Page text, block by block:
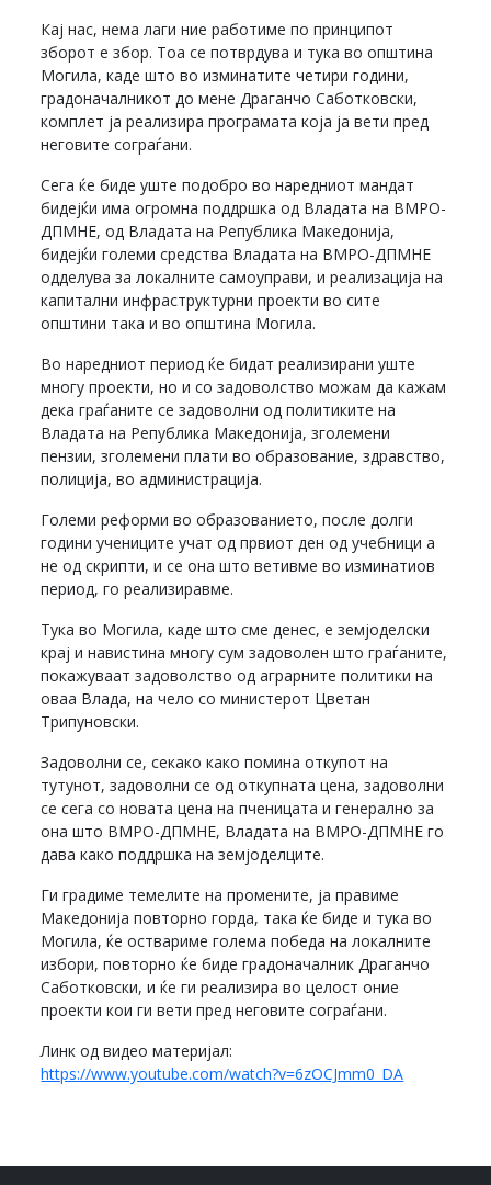
Кај нас, нема лаги ние работиме по принципот
зборот е збор. Тоа се потврдува и тука во општина
Могила, каде што во изминатите четири години,
градоначалникот до мене Драганчо Саботковски,
комплет ја реализира програмата која ја вети пред
неговите сограѓани.
Сега ќе биде уште подобро во наредниот мандат
бидејќи има огромна поддршка од Владата на ВМРО-
ДПМНЕ, од Владата на Република Македонија,
бидејќи големи средства Владата на ВМРО-ДПМНЕ
одделува за локалните самоуправи, и реализација на
капитални инфраструктурни проекти во сите
општини така и во општина Могила.
Во наредниот период ќе бидат реализирани уште
многу проекти, но и со задоволство можам да кажам
дека граѓаните се задоволни од политиките на
Владата на Република Македонија, зголемени
пензии, зголемени плати во образование, здравство,
полиција, во администрација.
Големи реформи во образованието, после долги
години учениците учат од првиот ден од учебници а
не од скрипти, и се она што ветивме во изминатиов
период, го реализиравме.
Тука во Могила, каде што сме денес, е земјоделски
крај и навистина многу сум задоволен што граѓаните,
покажуваат задоволство од аграрните политики на
оваа Влада, на чело со министерот Цветан
Трипуновски.
Задоволни се, секако како помина откупот на
тутунот, задоволни се од откупната цена, задоволни
се сега со новата цена на пченицата и генерално за
она што ВМРО-ДПМНЕ, Владата на ВМРО-ДПМНЕ го
дава како поддршка на земјоделците.
Ги градиме темелите на промените, ја правиме
Македонија повторно горда, така ќе биде и тука во
Могила, ќе оствариме голема победа на локалните
избори, повторно ќе биде градоначалник Драганчо
Саботковски, и ќе ги реализира во целост оние
проекти кои ги вети пред неговите сограѓани.
Линк од видео материјал:
https://www.youtube.com/watch?v=6zOCJmm0_DA